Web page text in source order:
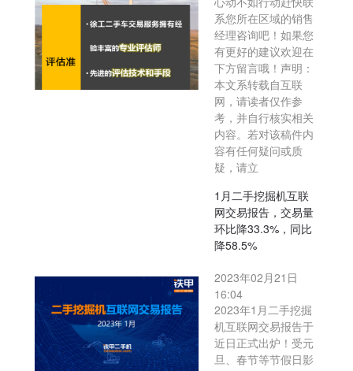
系您所在区域的销售
经理咨询吧！如果您
有更好的建议欢迎在
下方留言哦！声明：
本文系转载自互联
网，请读者仅作参
考，并自行核实相关
内容。若对该稿件内
容有任何疑问或质
疑，请立
1月二手挖掘机互联
网交易报告，交易量
环比降33.3%，同比
降58.5%
2023年02月21日
16:04
2023年1月二手挖掘
机互联网交易报告于
近日正式出炉！受元
旦、春节等节假日影